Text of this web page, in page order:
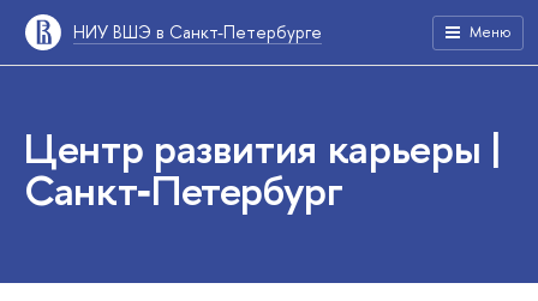
НИУ ВШЭ в Санкт-Петербурге Меню
Центр развития карьеры |
Санкт‑Петербург